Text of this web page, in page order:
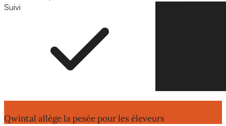
Suivi
Qwintal allège la pesée pour les éleveurs